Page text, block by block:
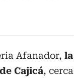
Afanador, la
Cajicá, cerca